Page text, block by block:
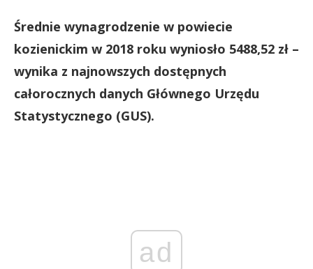
Średnie wynagrodzenie w powiecie
kozienickim w 2018 roku wyniosło 5488,52 zł –
wynika z najnowszych dostępnych
całorocznych danych Głównego Urzędu
Statystycznego (GUS).
ad